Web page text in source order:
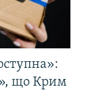
що Крим